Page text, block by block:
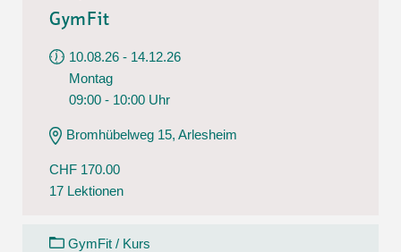
GymFit
10.08.26 - 14.12.26
Montag
09:00 - 10:00 Uhr
Bromhübelweg 15, Arlesheim
CHF 170.00
17 Lektionen
GymFit / Kurs